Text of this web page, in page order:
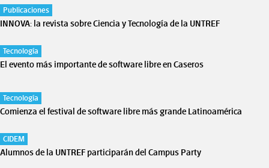
Publicaciones
INNOVA: la revista sobre Ciencia y Tecnología de la UNTREF
Tecnología
El evento más importante de software libre en Caseros
Tecnología
Comienza el festival de software libre más grande Latinoamérica
CIDEM
Alumnos de la UNTREF participarán del Campus Party